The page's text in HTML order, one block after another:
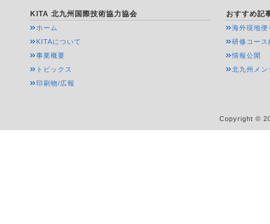
KITA 北九州国際技術協力協会
ホーム
KITAについて
事業概要
トピックス
印刷物/広報
おすすめ記
海外現地便
研修コース
情報公開
北九州メン
Copyright ©